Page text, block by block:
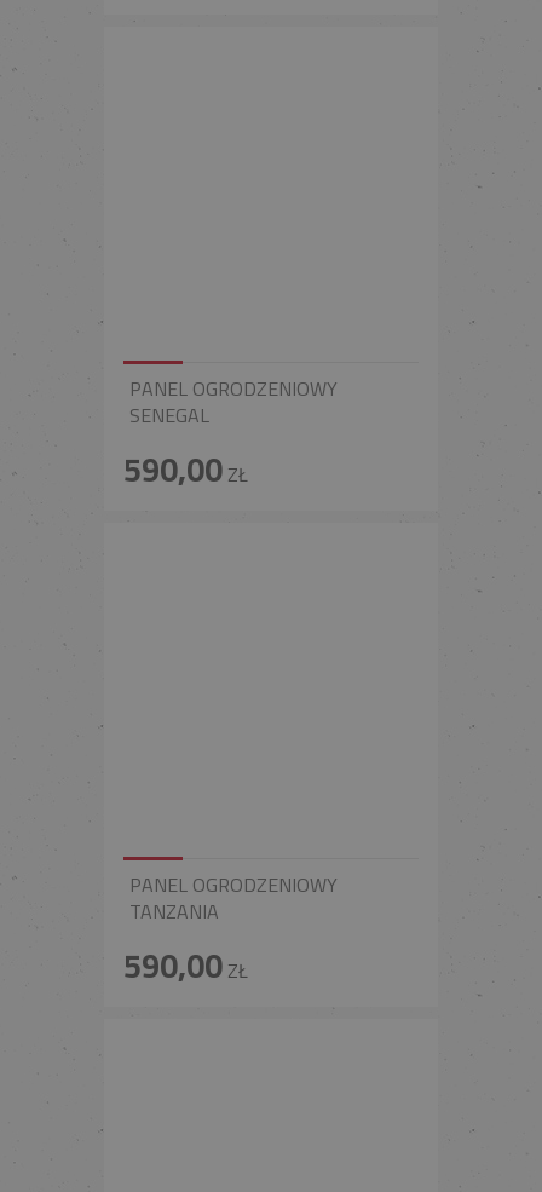
PANEL OGRODZENIOWY
SENEGAL
590,00ZŁ
PANEL OGRODZENIOWY
TANZANIA
590,00ZŁ